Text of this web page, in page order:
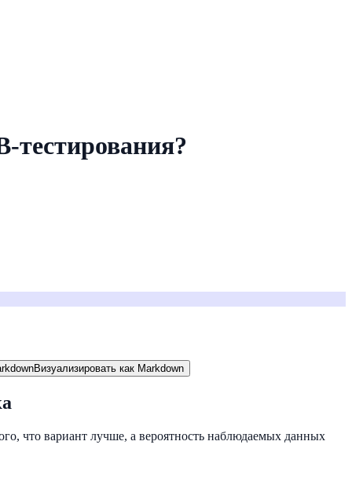
тестирования?
Визуализировать как Markdown
что вариант лучше, а вероятность наблюдаемых данных